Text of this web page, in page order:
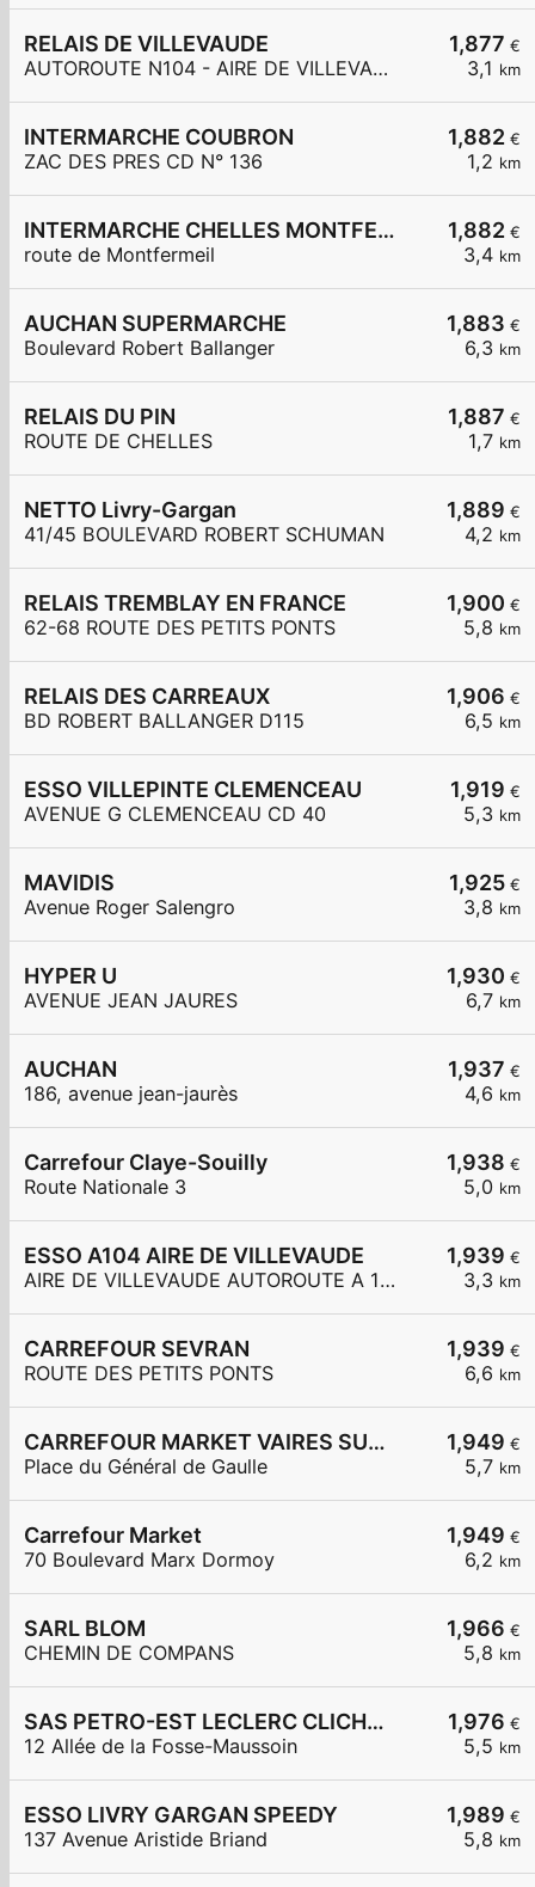
1,877 €
3,1 km
RELAIS DE VILLEVAUDE
AUTOROUTE N104 - AIRE DE VILLEVAUDÉ
1,882 €
1,2 km
INTERMARCHE COUBRON
ZAC DES PRES CD N° 136
1,882 €
3,4 km
INTERMARCHE CHELLES MONTFERMEIL
route de Montfermeil
1,883 €
6,3 km
AUCHAN SUPERMARCHE
Boulevard Robert Ballanger
1,887 €
1,7 km
RELAIS DU PIN
ROUTE DE CHELLES
1,889 €
4,2 km
NETTO Livry-Gargan
41/45 BOULEVARD ROBERT SCHUMAN
1,900 €
5,8 km
RELAIS TREMBLAY EN FRANCE
62-68 ROUTE DES PETITS PONTS
1,906 €
6,5 km
RELAIS DES CARREAUX
BD ROBERT BALLANGER D115
1,919 €
5,3 km
ESSO VILLEPINTE CLEMENCEAU
AVENUE G CLEMENCEAU CD 40
1,925 €
3,8 km
MAVIDIS
Avenue Roger Salengro
1,930 €
6,7 km
HYPER U
AVENUE JEAN JAURES
1,937 €
4,6 km
AUCHAN
186, avenue jean-jaurès
1,938 €
5,0 km
Carrefour Claye-Souilly
Route Nationale 3
1,939 €
3,3 km
ESSO A104 AIRE DE VILLEVAUDE
AIRE DE VILLEVAUDE AUTOROUTE A 104
1,939 €
6,6 km
CARREFOUR SEVRAN
ROUTE DES PETITS PONTS
1,949 €
5,7 km
CARREFOUR MARKET VAIRES SUR MARNE
Place du Général de Gaulle
1,949 €
6,2 km
Carrefour Market
70 Boulevard Marx Dormoy
1,966 €
5,8 km
SARL BLOM
CHEMIN DE COMPANS
1,976 €
5,5 km
SAS PETRO-EST LECLERC CLICHY SOUS BOIS
12 Allée de la Fosse-Maussoin
1,989 €
5,8 km
ESSO LIVRY GARGAN SPEEDY
137 Avenue Aristide Briand